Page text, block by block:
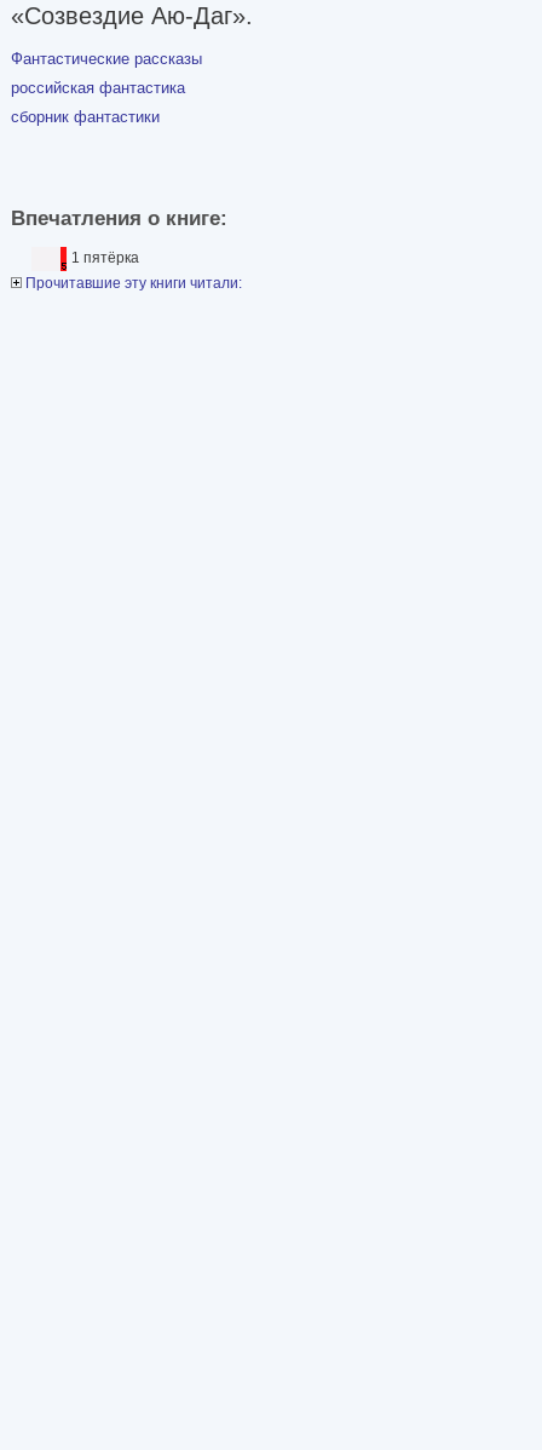
«Созвездие Аю-Даг».
Фантастические рассказы
российская фантастика
сборник фантастики
Впечатления о книге:
1 пятёрка
Прочитавшие эту книги читали: